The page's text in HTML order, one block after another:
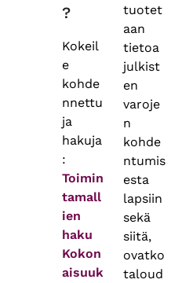
?
Kokeil
e
kohde
nnettu
ja
hakuja
:
Toimin
tamall
ien
haku
Kokon
aisuuk
tuotet
aan
tietoa
julkist
en
varoje
n
kohde
ntumis
esta
lapsiin
sekä
siitä,
ovatko
taloud